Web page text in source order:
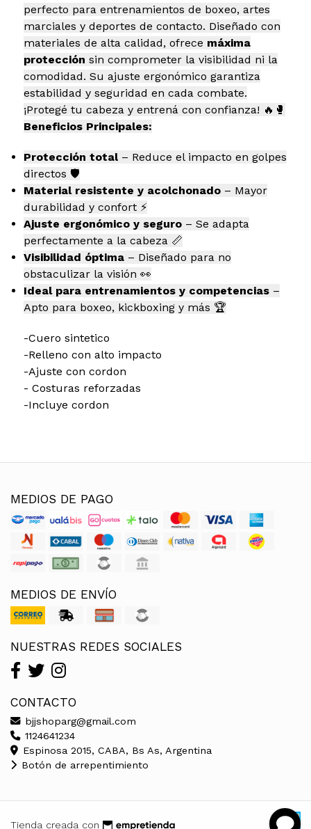
perfecto para entrenamientos de boxeo, artes
marciales y deportes de contacto. Diseñado con
materiales de alta calidad, ofrece máxima
protección sin comprometer la visibilidad ni la
comodidad. Su ajuste ergonómico garantiza
estabilidad y seguridad en cada combate.
¡Protegé tu cabeza y entrená con confianza! 🔥🥊
Beneficios Principales:
Protección total– Reduce el impacto en golpes
directos 🛡️
Material resistente y acolchonado– Mayor
durabilidad y confort ⚡
Ajuste ergonómico y seguro– Se adapta
perfectamente a la cabeza 📏
Visibilidad óptima– Diseñado para no
obstaculizar la visión 👀
Ideal para entrenamientos y competencias–
Apto para boxeo, kickboxing y más 🏆
-Cuero sintetico
-Relleno con alto impacto
-Ajuste con cordon
- Costuras reforzadas
-Incluye cordon
MEDIOS DE PAGO
MEDIOS DE ENVÍO
NUESTRAS REDES SOCIALES
CONTACTO
bjjshoparg@gmail.com
1124641234
Espinosa 2015, CABA, Bs As, Argentina
Botón de arrepentimiento
Tienda creada con